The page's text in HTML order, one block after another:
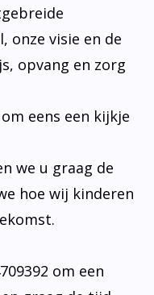
onze visie en de
opvang en zorg
eens een kijkje
we u graag de
hoe wij kinderen
om een